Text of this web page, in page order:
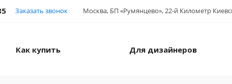
Москва, БП «Румянцево», 22-й Километр
Заказать звонок
Как купить Для дизайнеров